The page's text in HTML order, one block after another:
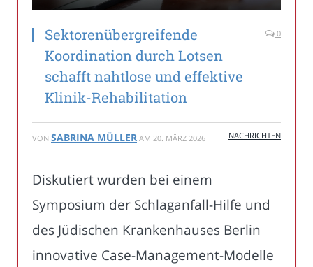
Sektorenübergreifende
Koordination durch Lotsen
schafft nahtlose und effektive
Klinik-Rehabilitation
0
VON SABRINA MÜLLER AM 20. MÄRZ 2026 NACHRICHTEN
Diskutiert wurden bei einem
Symposium der Schlaganfall-Hilfe und
des Jüdischen Krankenhauses Berlin
innovative Case-Management-Modelle